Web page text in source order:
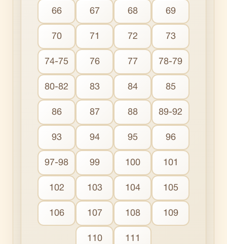
66 67 68 69
70 71 72 73
74-75 76 77 78-79
80-82 83 84 85
86 87 88 89-92
93 94 95 96
97-98 99 100 101
102 103 104 105
106 107 108 109
110 111